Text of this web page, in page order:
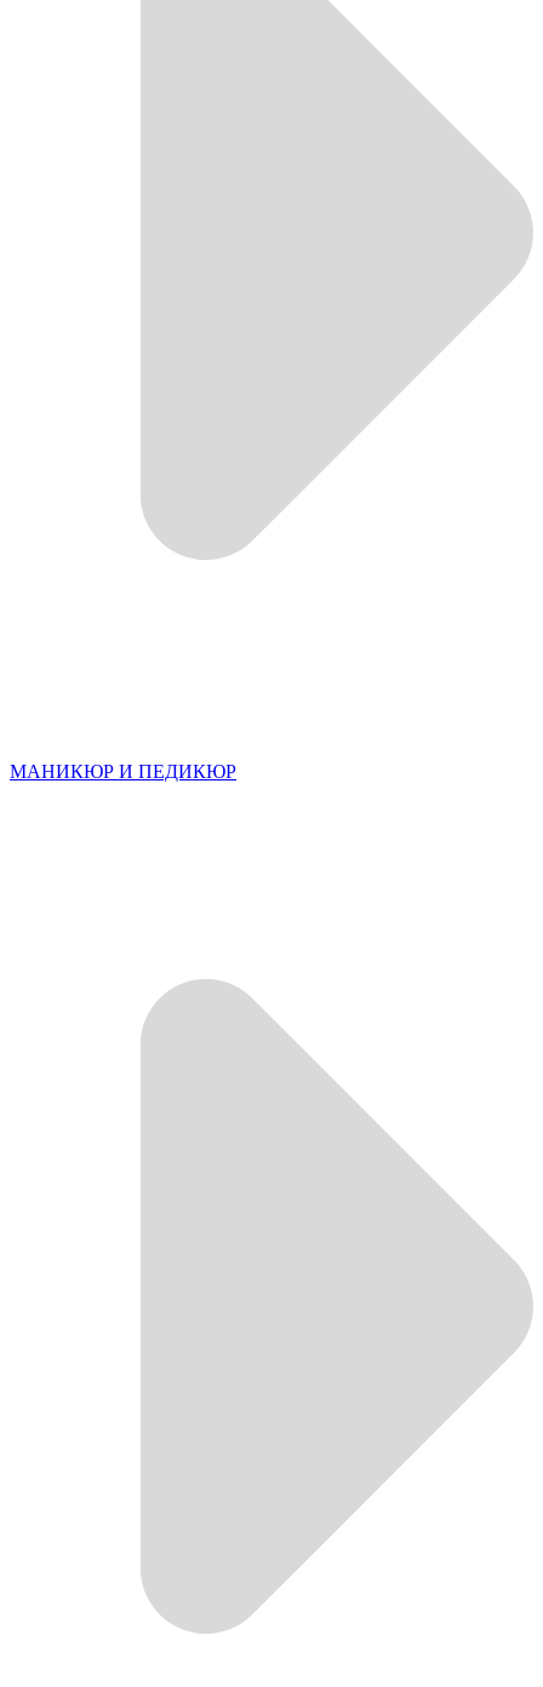
МАНИКЮР И ПЕДИКЮР